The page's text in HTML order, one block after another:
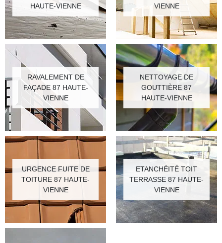
HAUTE-VIENNE
VIENNE
RAVALEMENT DE
FAÇADE 87 HAUTE-
VIENNE
NETTOYAGE DE
GOUTTIÈRE 87
HAUTE-VIENNE
URGENCE FUITE DE
TOITURE 87 HAUTE-
VIENNE
ETANCHÉITÉ TOIT
TERRASSE 87 HAUTE-
VIENNE